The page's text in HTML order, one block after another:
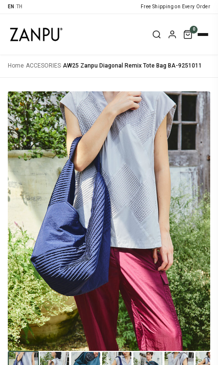
EN TH Free Shipping on Every Order
0
Home ACCESORIES AW25 Zanpu Diagonal Remix Tote Bag BA-9251011